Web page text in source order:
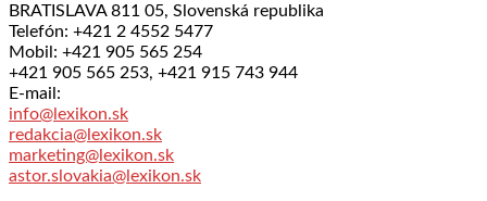
BRATISLAVA 811 05, Slovenská republika
Telefón: +421 2 4552 5477
Mobil: +421 905 565 254
+421 905 565 253, +421 915 743 944
E-mail:
info@lexikon.sk
redakcia@lexikon.sk
marketing@lexikon.sk
astor.slovakia@lexikon.sk